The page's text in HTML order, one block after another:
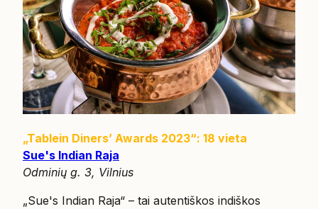
„Tablein Diners’ Awards 2023“: 18 vieta
Sue's Indian Raja
Odminių g. 3, Vilnius
„Sue's Indian Raja“ – tai autentiškos indiškos